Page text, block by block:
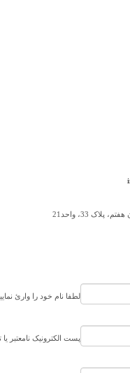
33، واحد21
لطفا نام خود را وارئ
پست الکترونیک نامعتبر